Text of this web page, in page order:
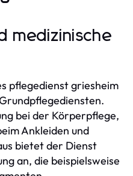
medizinische
pflegedienst griesheim
bei der Körperpflege,
Ankleiden und
bietet der Dienst
an, die beispielsweise